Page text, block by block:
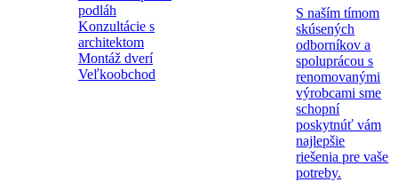
podláh
Konzultácie s
architektom
Montáž dverí
Veľkoobchod
S naším tímom
skúsených
odborníkov a
spoluprácou s
renomovanými
výrobcami sme
schopní
poskytnúť vám
najlepšie
riešenia pre vaše
potreby.